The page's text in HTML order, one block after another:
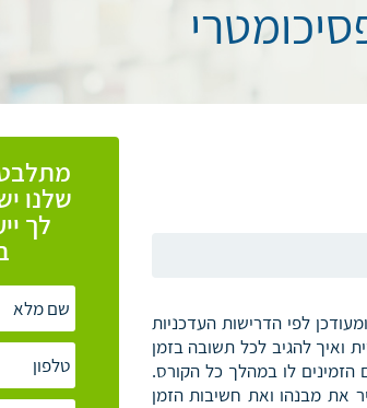
לפי הדרישות העדכניות
ואיך להגיב לכל תשובה בזמן
הזמינים לו במהלך כל הקורס.
את מבנהו ואת חשיבות הזמן
שלנו
לך